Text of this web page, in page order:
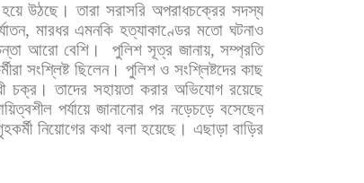
হয়ে উঠছে। তারা সরাসরি অপরাধচক্রের সদস্য
, মারধর এমনকি হত্যাকাণ্ডের মতো ঘটনাও
আরো বেশি। পুলিশ সূত্র জানায়,সম্প্রতি
সংশ্লিষ্ট ছিলেন। পুলিশ ও সংশ্লিষ্টদের কাছ
চক্র। তাদের সহায়তা করার অভিযোগ রয়েছে
পর্যায়ে জানানোর পর নড়েচড়ে বসেছেন
নিয়োগের কথা বলা হয়েছে। এছাড়া বাড়ির